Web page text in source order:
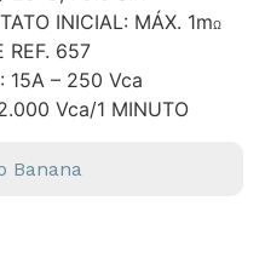
INICIAL: MÁX. 1mΩ
REF. 657
15A – 250 Vca
Vca/1 MINUTO
Banana